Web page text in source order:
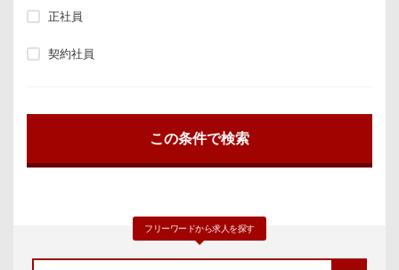
正社員
契約社員
フリーワードから求人を探す